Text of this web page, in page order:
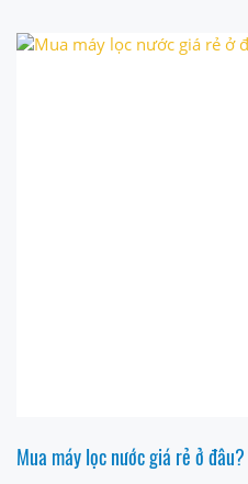
Mua máy lọc nước giá rẻ ở đâu?